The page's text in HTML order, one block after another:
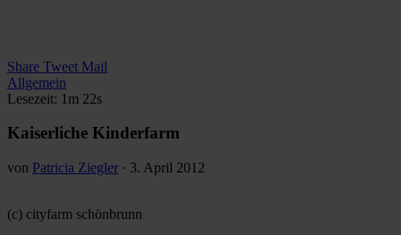
Share Tweet Mail
Allgemein
Lesezeit: 1m 22s
Kaiserliche Kinderfarm
von Patricia Ziegler · 3. April 2012
(c) cityfarm schönbrunn